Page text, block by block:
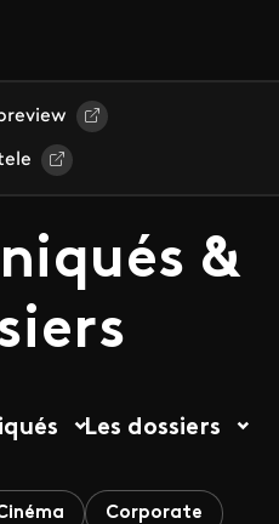
&
Les dossiers
Corporate